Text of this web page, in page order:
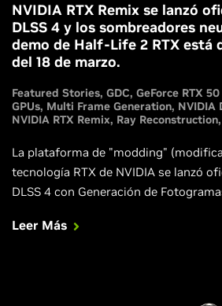
NVIDIA RTX Remix se lanzó
DLSS 4 y los sombreadores
demo de Half-Life 2 RTX está
del 18 de marzo.
Featured Stories GDC GeForce RTX
GPUs Multi Frame Generation NVIDIA
NVIDIA RTX Remix Ray Reconstruction
La plataforma de "modding"
tecnología RTX de NVIDIA se lanzó
DLSS 4 con Generación de
RTX para multiplicar el desempeño, lo
Leer Más